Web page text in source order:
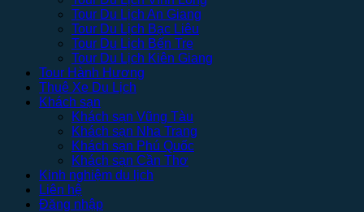
Tour Du Lịch An Giang
Tour Du Lịch Bạc Liêu
Tour Du Lịch Bến Tre
Tour Du Lịch Kiên Giang
Tour Hành Hương
Thuê Xe Du Lịch
Khách sạn
Khách sạn Vũng Tàu
Khách sạn Nha Trang
Khách sạn Phú Quốc
Khách sạn Cần Thơ
Kinh nghiệm du lịch
Liên hệ
Đăng nhập